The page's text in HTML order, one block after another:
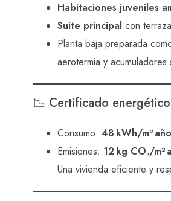
Habitaciones juveniles
Suite principal con
Planta baja preparada
aerotermia y
📉 Certificado energético
Consumo: 48 kWh/m² año
Emisiones: 12 kg CO₂/m²
Una vivienda eficiente y